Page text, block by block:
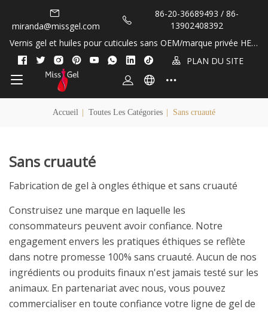
miranda@missgel.com
86-20-36689493 / 86-
13902408392
Vernis gel et huiles pour cuticules sans OEM/marque privée HEM
A et TPO&nbsp;!
PLAN DU SITE
Accueil Toutes Les Catégories Sans cruauté
Sans cruauté
Fabrication de gel à ongles éthique et sans cruauté
Construisez une marque en laquelle les
consommateurs peuvent avoir confiance. Notre
engagement envers les pratiques éthiques se reflète
dans notre promesse 100% sans cruauté. Aucun de nos
ingrédients ou produits finaux n'est jamais testé sur les
animaux. En partenariat avec nous, vous pouvez
commercialiser en toute confiance votre ligne de gel de